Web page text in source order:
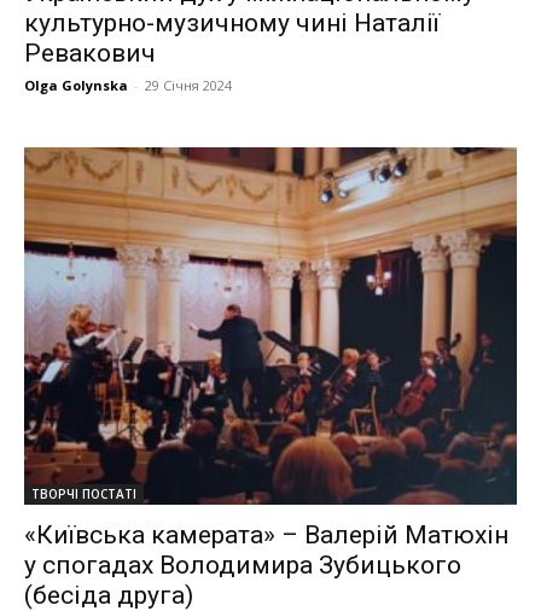
культурно-музичному чині Наталії
Ревакович
Olga Golynska - 29 Січня 2024
ТВОРЧІ ПОСТАТІ
«Київська камерата» – Валерій Матюхін
у спогадах Володимира Зубицького
(бесіда друга)